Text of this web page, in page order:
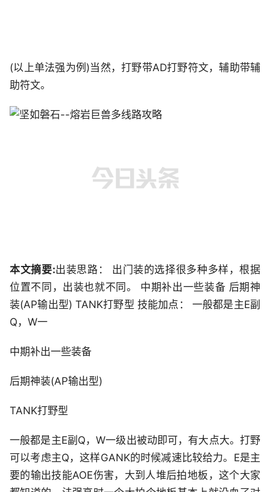
(以上单法强为例)当然，打野带AD打野符文，辅助带辅
助符文。
本文摘要:出装思路： 出门装的选择很多种多样，根据
位置不同，出装也就不同。 中期补出一些装备 后期神
装(AP输出型) TANK打野型 技能加点： 一般都是主E副
Q，W一
中期补出一些装备
后期神装(AP输出型)
TANK打野型
一般都是主E副Q，W一级出被动即可，有大点大。打野
可以考虑主Q，这样GANK的时候减速比较给力。E是主
要的输出技能AOE伤害，大到人堆后拍地板，这个大家